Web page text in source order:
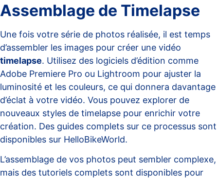
Assemblage de Timelapse
Une fois votre série de photos réalisée, il est temps
d’assembler les images pour créer une vidéo
timelapse. Utilisez des logiciels d’édition comme
Adobe Premiere Pro ou Lightroom pour ajuster la
luminosité et les couleurs, ce qui donnera davantage
d’éclat à votre vidéo. Vous pouvez explorer de
nouveaux styles de timelapse pour enrichir votre
création. Des guides complets sur ce processus sont
disponibles sur HelloBikeWorld.
L’assemblage de vos photos peut sembler complexe,
mais des tutoriels complets sont disponibles pour